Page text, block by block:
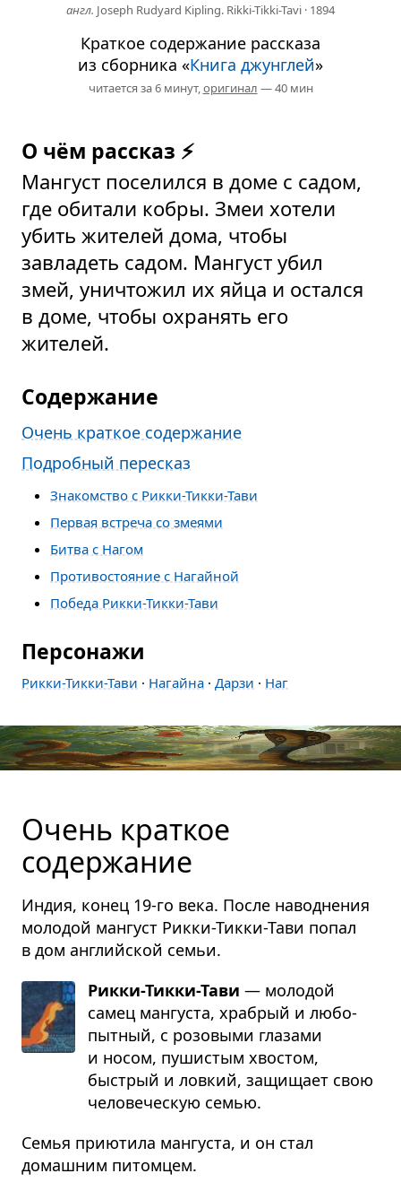
англ. Joseph Rudyard Kipling. Rikki-Tikki-Tavi · 1894
Краткое содержание рассказа
из сборника «Книга джунглей»
читается за 6 минут,оригинал — 40 мин
О чём рассказ ⚡
Мангуст поселился в доме с садом,
где обитали кобры. Змеи хотели
убить жителей дома, чтобы
завладеть садом. Мангуст убил
змей, уничтожил их яйца и остался
в доме, чтобы охранять его
жителей.
Содержание
Очень краткое содержание
Подробный пересказ
Знакомство с Рикки-Тикки-Тави
Первая встреча со змеями
Битва с Нагом
Противостояние с Нагайной
Победа Рикки-Тикки-Тави
Персонажи
Рикки-Тикки-Тави · Нагайна · Дарзи · Наг
Очень краткое
содержание
Индия, конец 19-го века. После наводнения
молодой мангуст Рикки-Тикки-Тави попал
в дом английской семьи.
Рикки-Тикки-Тави — моло­дой
самец ман­гу­ста, хра­брый и любо­
пыт­ный, с розо­выми гла­зами
и носом, пуши­стым хво­стом,
быстрый и лов­кий, защи­щает свою
чело­ве­че­скую семью.
Семья приютила мангуста, и он стал
домашним питомцем.